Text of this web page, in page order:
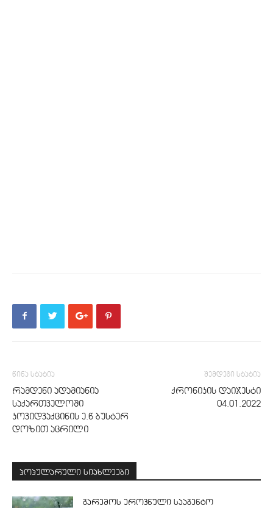
წინა სტატია
რამდენი ადამიანია
საქართველოში
კოვიდვაქცინის ე.წ ბუსტერ
დოზით აცრილი
შემდეგი სტატია
ქრონიკის დაიჯესტი
04.01.2022
პოპულარული სიახლეები
გარემოს ეროვნული სააგენტო